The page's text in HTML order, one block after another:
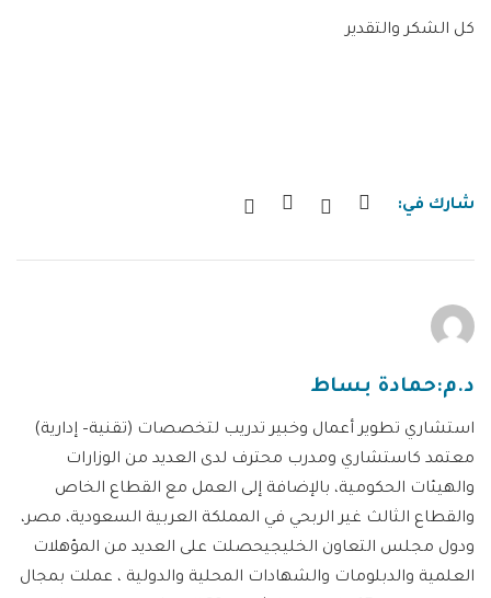
كل الشكر والتقدير
شارك في:
د.م:حمادة بساط
استشاري تطوير أعمال وخبير تدريب لتخصصات (تقنية– إدارية)
معتمد كاستشاري ومدرب محترف لدى العديد من الوزارات
والهيئات الحكومية، بالإضافة إلى العمل مع القطاع الخاص
والقطاع الثالث غير الربحي في المملكة العربية السعودية، مصر،
ودول مجلس التعاون الخليجيحصلت على العديد من المؤهلات
العلمية والدبلومات والشهادات المحلية والدولية ، عملت بمجال